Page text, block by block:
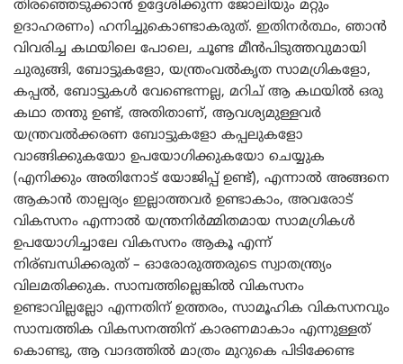
തിരഞ്ഞെടുക്കാൻ ഉദ്ദേശിക്കുന്ന ജോലിയും മറ്റും
ഉദാഹരണം) ഹനിച്ചുകൊണ്ടാകരുത്. ഇതിനർത്ഥം, ഞാൻ
വിവരിച്ച കഥയിലെ പോലെ, ചൂണ്ട മീൻപിടുത്തവുമായി
ചുരുങ്ങി, ബോട്ടുകളോ, യന്ത്രംവൽകൃത സാമഗ്രികളോ,
കപ്പൽ, ബോട്ടുകൾ വേണ്ടെന്നല്ല, മറിച് ആ കഥയിൽ ഒരു
കഥാ തന്തു ഉണ്ട്, അതിതാണ്, ആവശ്യമുള്ളവർ
യന്ത്രവൽക്കരണ ബോട്ടുകളോ കപ്പലുകളോ
വാങ്ങിക്കുകയോ ഉപയോഗിക്കുകയോ ചെയ്യുക
(എനിക്കും അതിനോട് യോജിപ്പ് ഉണ്ട്), എന്നാൽ അങ്ങനെ
ആകാൻ താല്പര്യം ഇല്ലാത്തവർ ഉണ്ടാകാം, അവരോട്
വികസനം എന്നാൽ യന്ത്രനിർമ്മിതമായ സാമഗ്രികൾ
ഉപയോഗിച്ചാലേ വികസനം ആകൂ എന്ന്
നിര്ബന്ധിക്കരുത് – ഓരോരുത്തരുടെ സ്വാതന്ത്ര്യം
വിലമതിക്കുക. സാമ്പത്തില്ലെങ്കിൽ വികസനം
ഉണ്ടാവില്ലല്ലോ എന്നതിന് ഉത്തരം, സാമൂഹിക വികസനവും
സാമ്പത്തിക വികസനത്തിന് കാരണമാകാം എന്നുള്ളത്
കൊണ്ടു, ആ വാദത്തിൽ മാത്രം മുറുകെ പിടിക്കേണ്ട